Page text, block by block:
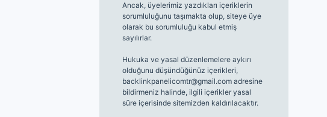
Ancak, üyelerimiz yazdıkları içeriklerin
sorumluluğunu taşımakta olup, siteye üye
olarak bu sorumluluğu kabul etmiş
sayılırlar.
Hukuka ve yasal düzenlemelere aykırı
olduğunu düşündüğünüz içerikleri,
backlinkpanelicomtr@gmail.comadresine
bildirmeniz halinde, ilgili içerikler yasal
süre içerisinde sitemizden kaldırılacaktır.